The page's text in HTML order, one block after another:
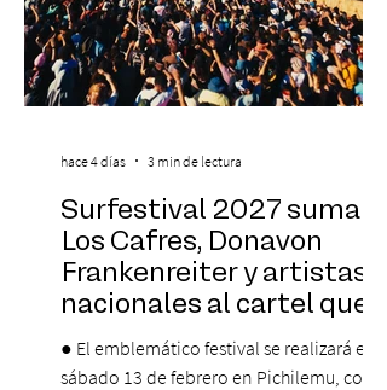
Surfestival 2027 suma a
Los Cafres, Donavon
Frankenreiter y artistas
nacionales al cartel que
encabeza Jack Johnson
● El emblemático festival se realizará el
sábado 13 de febrero en Pichilemu, con un
hace 4 días 3 min de lectura